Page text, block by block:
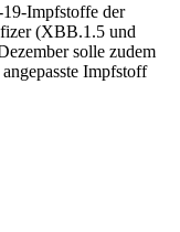
Impfstoffe der
(XBB.1.5 und
solle zudem
Impfstoff